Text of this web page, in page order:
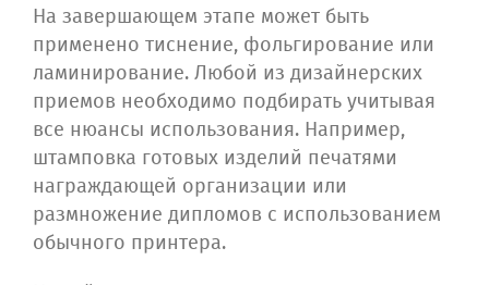
На завершающем этапе может быть
применено тиснение, фольгирование или
ламинирование. Любой из дизайнерских
приемов необходимо подбирать учитывая
все нюансы использования. Например,
штамповка готовых изделий печатями
награждающей организации или
размножение дипломов с использованием
обычного принтера.